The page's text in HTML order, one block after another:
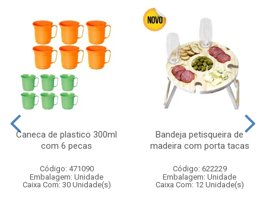
Caneca de plastico 300ml
com 6 pecas
Código: 471090
Embalagem: Unidade
Caixa Com: 30 Unidade(s)
Bandeja petisqueira de
madeira com porta tacas
Código: 622229
Embalagem: Unidade
Caixa Com: 12 Unidade(s)